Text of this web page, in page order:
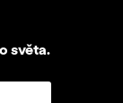
světa.